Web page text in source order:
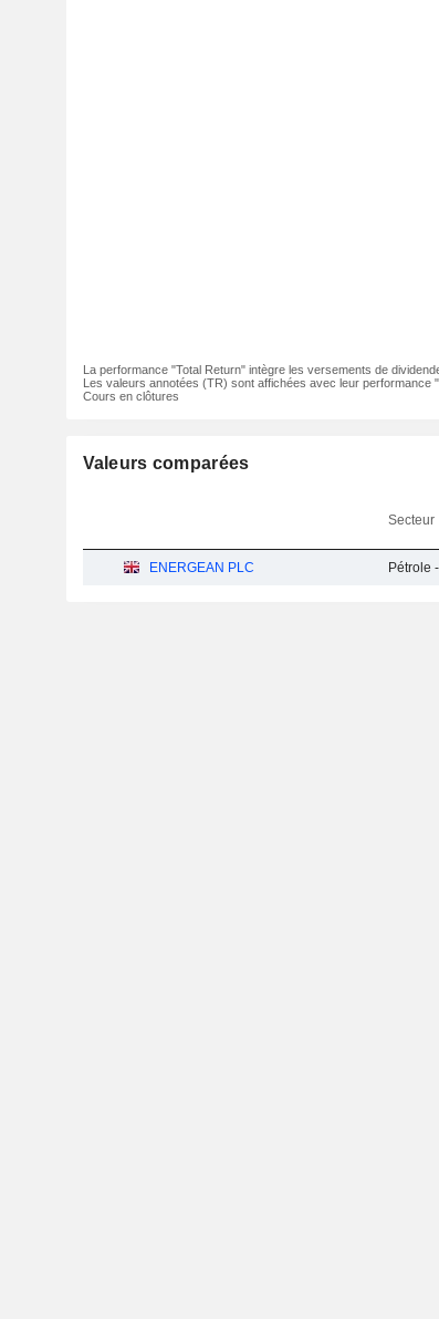
La performance "Total Return" intègre les versements de
Les valeurs annotées (TR) sont affichées avec leur performance
Cours en clôtures
Valeurs comparées
Secteur
ENERGEAN PLC